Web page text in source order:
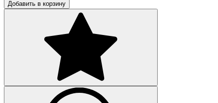
Добавить в корзину